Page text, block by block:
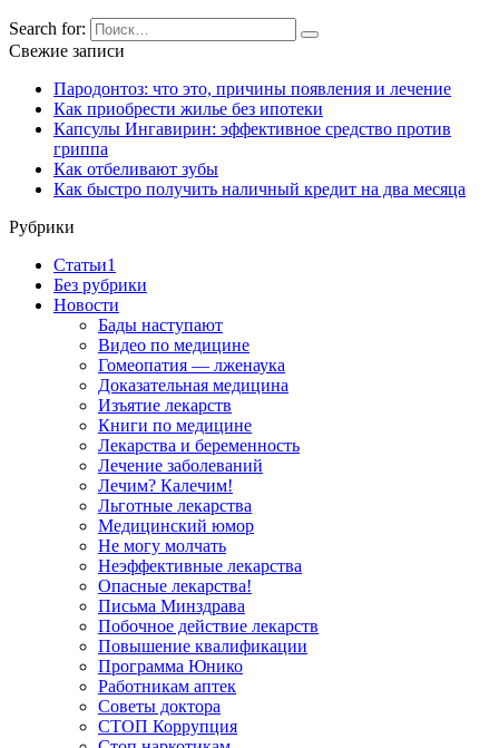
Search for:
Свежие записи
Пародонтоз: что это, причины появления и лечение
Как приобрести жилье без ипотеки
Капсулы Ингавирин: эффективное средство против
гриппа
Как отбеливают зубы
Как быстро получить наличный кредит на два месяца
Рубрики
Cтатьи1
Без рубрики
Новости
Бады наступают
Видео по медицине
Гомеопатия — лженаука
Доказательная медицина
Изъятие лекарств
Книги по медицине
Лекарства и беременность
Лечение заболеваний
Лечим? Калечим!
Льготные лекарства
Медицинский юмор
Не могу молчать
Неэффективные лекарства
Опасные лекарства!
Письма Минздрава
Побочное действие лекарств
Повышение квалификации
Программа Юнико
Работникам аптек
Советы доктора
СТОП Коррупция